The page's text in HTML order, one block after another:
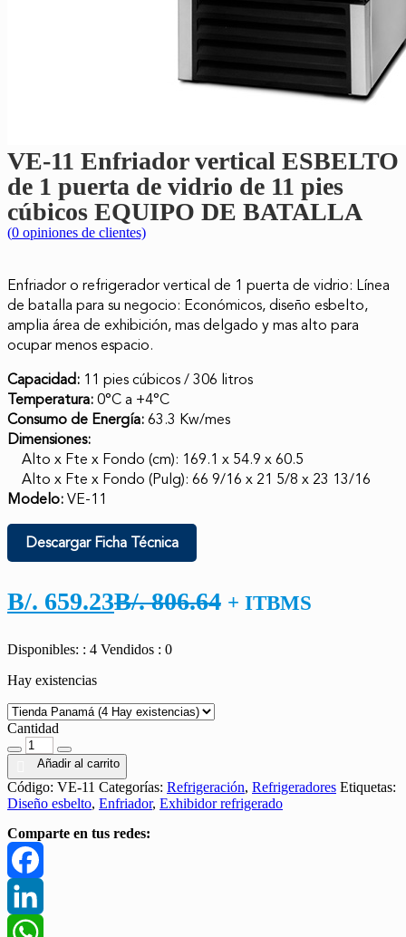
VE-11 Enfriador vertical ESBELTO
de 1 puerta de vidrio de 11 pies
cúbicos EQUIPO DE BATALLA
(0 opiniones de clientes)
Enfriador o refrigerador vertical de 1 puerta de vidrio: Línea
de batalla para su negocio: Económicos, diseño esbelto,
amplia área de exhibición, mas delgado y mas alto para
ocupar menos espacio.
Capacidad: 11 pies cúbicos / 306 litros
Temperatura:0°C a +4°C
Consumo de Energía:63.3 Kw/mes
Dimensiones:
Alto x Fte x Fondo (cm): 169.1 x 54.9 x 60.5
Alto x Fte x Fondo (Pulg): 66 9/16 x 21 5/8 x 23 13/16
Modelo:VE-11
Descargar Ficha Técnica
B/. 659.23El
actual
B/. 659.23.
B/.806.64 El
+ ITBMS
Disponibles: : 4 Vendidos : 0
Hay existencias
Cantidad
Añadir al carrito
Código: VE-11 Categorías: Refrigeración, Refrigeradores Etiquetas:
Diseño esbelto, Enfriador, Exhibidor refrigerado
Comparte en tus redes:
Facebook
LinkedIn